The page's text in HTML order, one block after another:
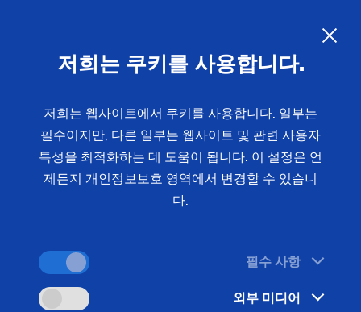
속적으로노력하고있습니다. 이 전략은 효율적인 제
조 공정, 기계 설계, 부품 선택, 투명한 에너지 관
리, 인공 지능과 같은 최신 기술 사용 등 여러 핵심 분
야를 포괄합니다. 지속 가능성에 중점을 둔 EMAG
은 에너지 소비를 최소화하고 품질과 생산성을 극대
저희는 쿠키를 사용합니다.
저희는 웹사이트에서 쿠키를 사용합니다. 일부는
필수이지만, 다른 일부는 웹사이트 및 관련 사용자
특성을 최적화하는 데 도움이 됩니다. 이 설정은 언
제든지 개인정보보호 영역에서 변경할 수 있습니
다.
필수 사항
외부 미디어